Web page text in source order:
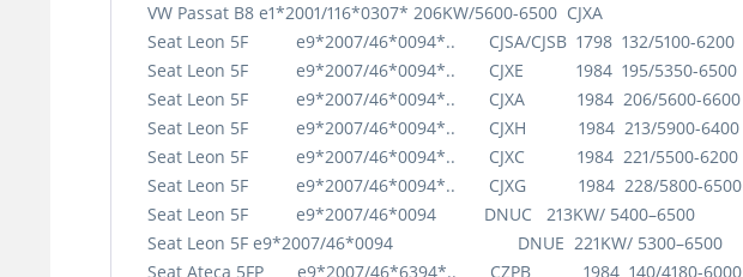
VW Passat B8 e1*2001/116*0307* 206KW/5600-6500 CJXA
Seat Leon 5F e9*2007/46*0094*.. CJSA/CJSB 1798 132/5100-6200
Seat Leon 5F e9*2007/46*0094*.. CJXE 1984 195/5350-6500
Seat Leon 5F e9*2007/46*0094*.. CJXA 1984 206/5600-6600
Seat Leon 5F e9*2007/46*0094*.. CJXH 1984 213/5900-6400
Seat Leon 5F e9*2007/46*0094*.. CJXC 1984 221/5500-6200
Seat Leon 5F e9*2007/46*0094*.. CJXG 1984 228/5800-6500
Seat Leon 5F e9*2007/46*0094 DNUC 213KW/ 5400–6500
Seat Leon 5F e9*2007/46*0094 DNUE 221KW/ 5300–6500
Seat Ateca 5FP e9*2007/46*6394*.. CZPB 1984 140/4180-6000